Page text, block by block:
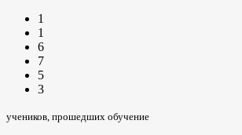
1
1
6
7
5
3
учеников, прошедших обучение